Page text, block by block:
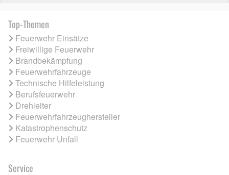
Top-Themen
Feuerwehr Einsätze
Freiwillige Feuerwehr
Brandbekämpfung
Feuerwehrfahrzeuge
Technische Hilfeleistung
Berufsfeuerwehr
Drehleiter
Feuerwehrfahrzeughersteller
Katastrophenschutz
Feuerwehr Unfall
Service